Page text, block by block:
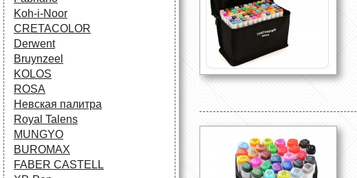
Koh-i-Noor
CRETACOLOR
Derwent
Bruynzeel
KOLOS
ROSA
Невская палитра
Royal Talens
MUNGYO
BUROMAX
FABER CASTELL